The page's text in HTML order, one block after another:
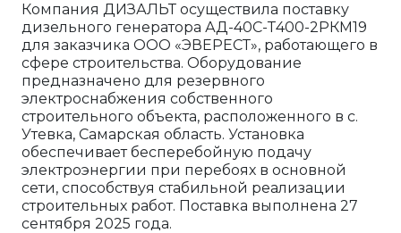
Компания ДИЗАЛЬТ осуществила поставку
дизельного генератора АД-40С-Т400-2РКМ19
для заказчика ООО «ЭВЕРЕСТ», работающего в
сфере строительства. Оборудование
предназначено для резервного
электроснабжения собственного
строительного объекта, расположенного в с.
Утевка, Самарская область. Установка
обеспечивает бесперебойную подачу
электроэнергии при перебоях в основной
сети, способствуя стабильной реализации
строительных работ. Поставка выполнена 27
сентября 2025 года.